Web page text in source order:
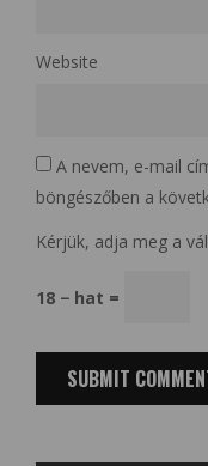
Website
A nevem, e-mail
böngészőben a
Kérjük, adja meg a
18 − hat =